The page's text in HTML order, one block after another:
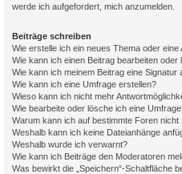
werde ich aufgefordert, mich anzumelden.
Beiträge schreiben
Wie erstelle ich ein neues Thema oder eine
Wie kann ich einen Beitrag bearbeiten oder
Wie kann ich meinem Beitrag eine Signatur
Wie kann ich eine Umfrage erstellen?
Wieso kann ich nicht mehr
Wie bearbeite oder lösche ich eine
Warum kann ich auf bestimmte Foren nicht
Weshalb kann ich keine Dateianhänge
Weshalb wurde ich verwarnt?
Wie kann ich Beiträge den Moderatoren
Was bewirkt die „Speichern“-Schaltfläche